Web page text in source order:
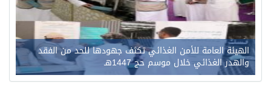
الهيئة العامة للأمن الغذائي تكثف جهودها للحد من الفقد
والهدر الغذائي خلال موسم حج 1447هـ